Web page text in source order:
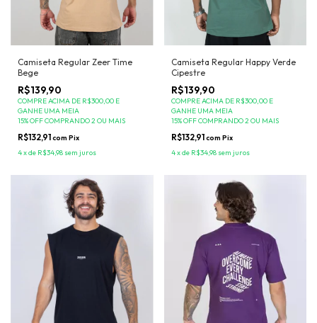
Camiseta Regular Zeer Time
Bege
R$139,90
COMPRE ACIMA DE R$300,00 E
GANHE UMA MEIA
15% OFF COMPRANDO 2 OU MAIS
R$132,91com Pix
4xde R$34,98 sem juros
Camiseta Regular Happy Verde
Cipestre
R$139,90
COMPRE ACIMA DE R$300,00 E
GANHE UMA MEIA
15% OFF COMPRANDO 2 OU MAIS
R$132,91com Pix
4xde R$34,98 sem juros